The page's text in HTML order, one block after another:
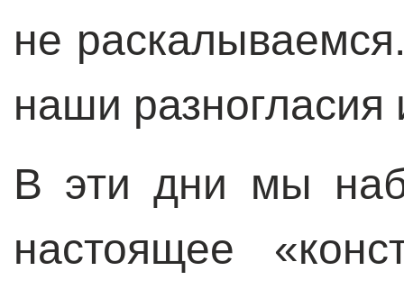
не
наши разногласия
В эти дни мы
настоящее